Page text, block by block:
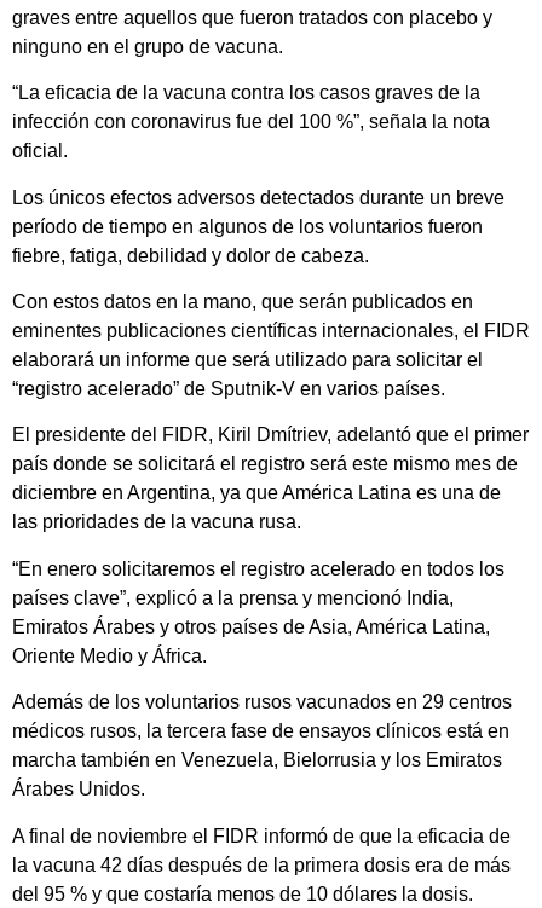
graves entre aquellos que fueron tratados con placebo y
ninguno en el grupo de vacuna.
“La eficacia de la vacuna contra los casos graves de la
infección con coronavirus fue del 100 %”, señala la nota
oficial.
Los únicos efectos adversos detectados durante un breve
período de tiempo en algunos de los voluntarios fueron
fiebre, fatiga, debilidad y dolor de cabeza.
Con estos datos en la mano, que serán publicados en
eminentes publicaciones científicas internacionales, el FIDR
elaborará un informe que será utilizado para solicitar el
“registro acelerado” de Sputnik-V en varios países.
El presidente del FIDR, Kiril Dmítriev, adelantó que el primer
país donde se solicitará el registro será este mismo mes de
diciembre en Argentina, ya que América Latina es una de
las prioridades de la vacuna rusa.
“En enero solicitaremos el registro acelerado en todos los
países clave”, explicó a la prensa y mencionó India,
Emiratos Árabes y otros países de Asia, América Latina,
Oriente Medio y África.
Además de los voluntarios rusos vacunados en 29 centros
médicos rusos, la tercera fase de ensayos clínicos está en
marcha también en Venezuela, Bielorrusia y los Emiratos
Árabes Unidos.
A final de noviembre el FIDR informó de que la eficacia de
la vacuna 42 días después de la primera dosis era de más
del 95 % y que costaría menos de 10 dólares la dosis.